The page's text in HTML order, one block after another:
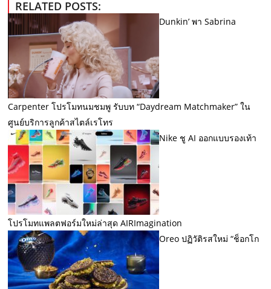
RELATED POSTS:
Dunkin’ พา Sabrina
Carpenter โปรโมทนมชมพู รับบท “Daydream Matchmaker” ใน
ศูนย์บริการลูกค้าสไตล์เรโทร
Nike ชู AI ออกแบบรองเท้า
โปรโมทแพลตฟอร์มใหม่ล่าสุด AIRImagination
Oreo ปฏิวัติรสใหม่ “ช็อกโก